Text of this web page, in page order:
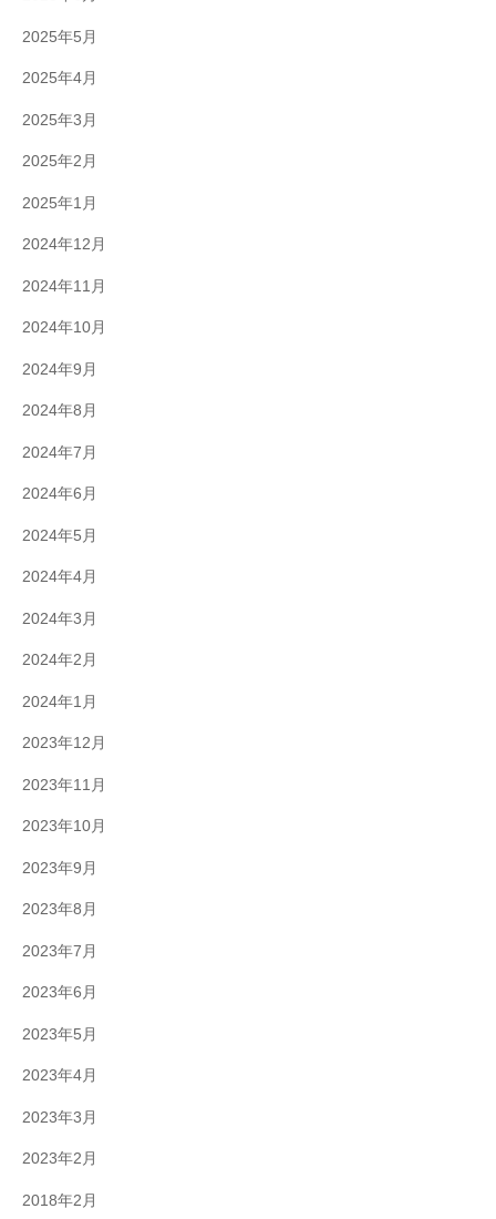
2025年5月
2025年4月
2025年3月
2025年2月
2025年1月
2024年12月
2024年11月
2024年10月
2024年9月
2024年8月
2024年7月
2024年6月
2024年5月
2024年4月
2024年3月
2024年2月
2024年1月
2023年12月
2023年11月
2023年10月
2023年9月
2023年8月
2023年7月
2023年6月
2023年5月
2023年4月
2023年3月
2023年2月
2018年2月